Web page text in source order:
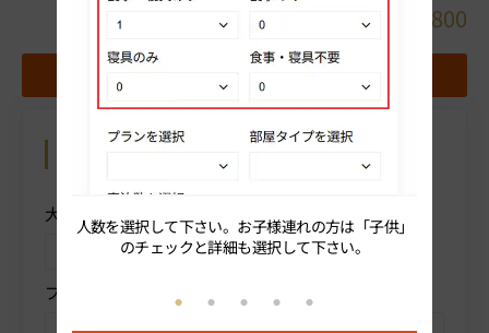
人数を選択して下さい。お子様連れの方は「子供」
のチェックと詳細も選択して下さい。
0776-24-8800
大人人数を選択
プランを選択